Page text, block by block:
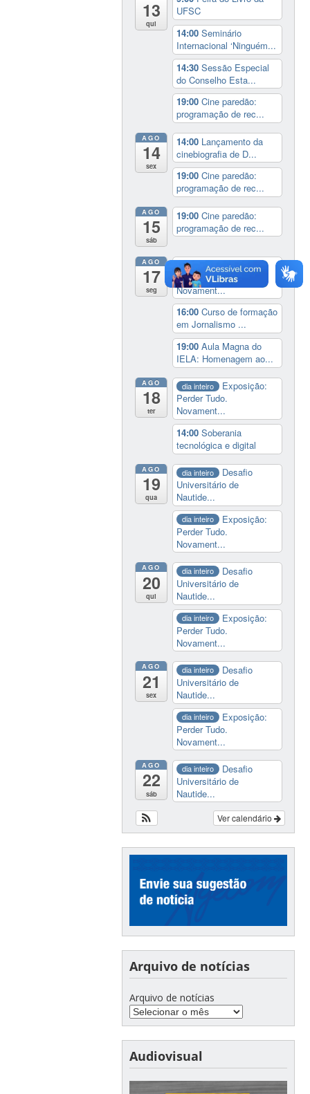
13
qui
UFSC
14:00Seminário
Internacional ‘Ninguém...
14:30Sessão Especial
do Conselho Esta...
19:00Cine paredão:
programação de rec...
AGO
14
sex
14:00 Lançamento da
cinebiografia de D...
19:00Cine paredão:
programação de rec...
AGO
15
sáb
19:00Cine paredão:
programação de rec...
AGO
17
seg
dia inteiro
Exposição:
Perder Tudo.
Novament...
16:00Curso de formação
em Jornalismo ...
19:00Aula Magna do
IELA: Homenagem ao...
AGO
18
ter
dia inteiro
Exposição:
Perder Tudo.
Novament...
14:00Soberania
tecnológica e digital
AGO
19
qua
dia inteiro
Desafio
Universitário de
Nautide...
dia inteiro
Exposição:
Perder Tudo.
Novament...
AGO
20
qui
dia inteiro
Desafio
Universitário de
Nautide...
dia inteiro
Exposição:
Perder Tudo.
Novament...
AGO
21
sex
dia inteiro
Desafio
Universitário de
Nautide...
dia inteiro
Exposição:
Perder Tudo.
Novament...
AGO
22
sáb
dia inteiro
Desafio
Universitário de
Nautide...
Ver calendário
Arquivo de notícias
Arquivo de notícias
Audiovisual